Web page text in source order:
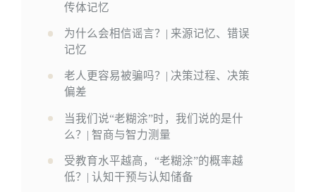
传体记忆
为什么会相信谣言？| 来源记忆、错误
记忆
老人更容易被骗吗？| 决策过程、决策
偏差
当我们说“老糊涂”时，我们说的是什
么？| 智商与智力测量
受教育水平越高，“老糊涂”的概率越
低？| 认知干预与认知储备